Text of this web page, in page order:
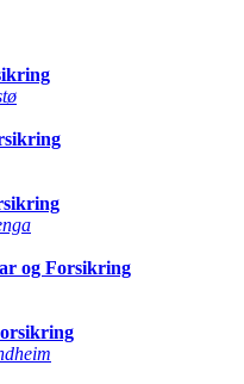
og Forsikring